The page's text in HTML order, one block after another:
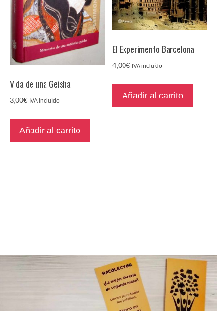
Vida de una Geisha
3,00€ IVA incluído
Añadir al carrito
El Experimento Barcelona
4,00€ IVA incluído
Añadir al carrito